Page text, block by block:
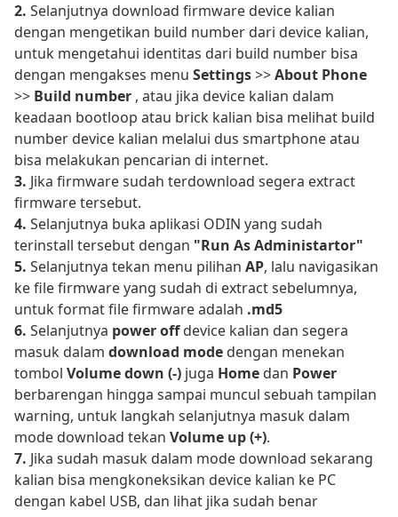
2. Selanjutnya download firmware device kalian
dengan mengetikan build number dari device kalian,
untuk mengetahui identitas dari build number bisa
dengan mengakses menu Settings>>About Phone
>> Build number , atau jika device kalian dalam
keadaan bootloop atau brick kalian bisa melihat build
number device kalian melalui dus smartphone atau
bisa melakukan pencarian di internet.
3. Jika firmware sudah terdownload segera extract
firmware tersebut.
4. Selanjutnya buka aplikasi ODIN yang sudah
terinstall tersebut dengan "Run As Administartor"
5. Selanjutnya tekan menu pilihan AP, lalu navigasikan
ke file firmware yang sudah di extract sebelumnya,
untuk format file firmware adalah .md5
6. Selanjutnya power offdevice kalian dan segera
masuk dalam download mode dengan menekan
tombol Volume down (-) juga Home dan Power
berbarengan hingga sampai muncul sebuah tampilan
warning, untuk langkah selanjutnya masuk dalam
mode download tekan Volume up (+).
7. Jika sudah masuk dalam mode download sekarang
kalian bisa mengkoneksikan device kalian ke PC
dengan kabel USB, dan lihat jika sudah benar